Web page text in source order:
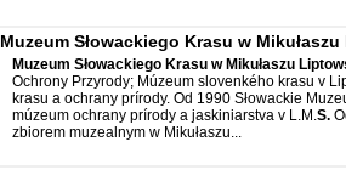
Muzeum Słowackiego Krasu w
Muzeum Słowackiego Krasu w Mikułaszu
Ochrony Przyrody; Múzeum slovenkého krasu v
krasu a ochrany prírody. Od 1990 Słowackie
múzeum ochrany prírody a jaskiniarstva v L.M.S.
zbiorem muzealnym w Mikułaszu...